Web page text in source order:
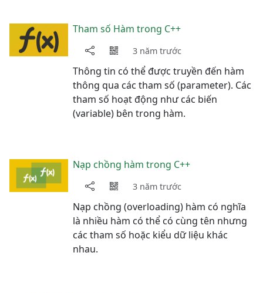
Tham số Hàm trong C++
3 năm trước
Thông tin có thể được truyền đến hàm
thông qua các tham số (parameter). Các
tham số hoạt động như các biến
(variable) bên trong hàm.
Nạp chồng hàm trong C++
3 năm trước
Nạp chồng (overloading) hàm có nghĩa
là nhiều hàm có thể có cùng tên nhưng
các tham số hoặc kiểu dữ liệu khác
nhau.